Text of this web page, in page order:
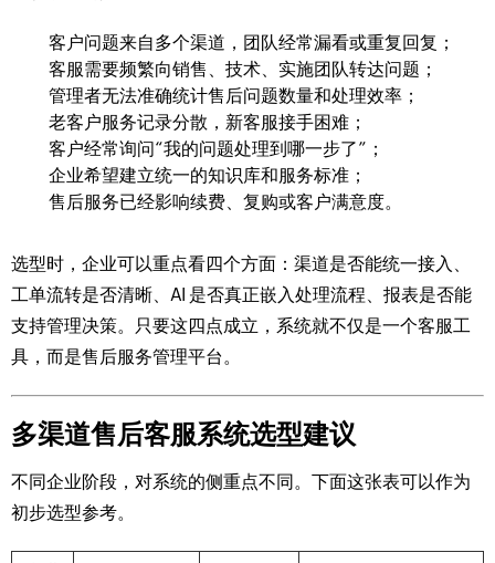
客户问题来自多个渠道，团队经常漏看或重复回复；
客服需要频繁向销售、技术、实施团队转达问题；
管理者无法准确统计售后问题数量和处理效率；
老客户服务记录分散，新客服接手困难；
客户经常询问“我的问题处理到哪一步了”；
企业希望建立统一的知识库和服务标准；
售后服务已经影响续费、复购或客户满意度。
选型时，企业可以重点看四个方面：渠道是否能统一接入、
工单流转是否清晰、AI 是否真正嵌入处理流程、报表是否能
支持管理决策。只要这四点成立，系统就不仅是一个客服工
具，而是售后服务管理平台。
多渠道售后客服系统选型建议
不同企业阶段，对系统的侧重点不同。下面这张表可以作为
初步选型参考。